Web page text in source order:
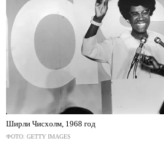
Ширли Чисхолм, 1968 год
ФОТО: GETTY IMAGES